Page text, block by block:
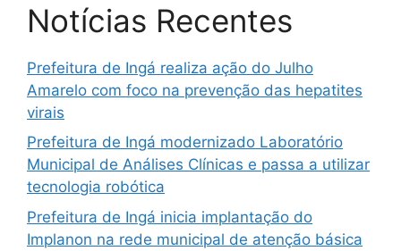
Notícias Recentes
Prefeitura de Ingá realiza ação do Julho
Amarelo com foco na prevenção das hepatites
virais
Prefeitura de Ingá modernizado Laboratório
Municipal de Análises Clínicas e passa a utilizar
tecnologia robótica
Prefeitura de Ingá inicia implantação do
Implanon na rede municipal de atenção básica